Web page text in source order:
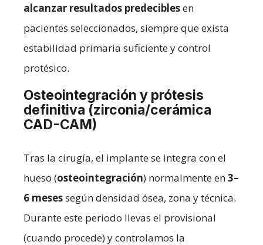
alcanzar resultados predeciblesen
pacientes seleccionados, siempre que exista
estabilidad primaria suficiente y control
protésico.
Osteointegración y prótesis
definitiva (zirconia/cerámica
CAD-CAM)
Tras la cirugía, el implante se integra con el
hueso (osteointegración) normalmente en3–
6 mesessegún densidad ósea, zona y técnica.
Durante este periodo llevas el provisional
(cuando procede) y controlamos la